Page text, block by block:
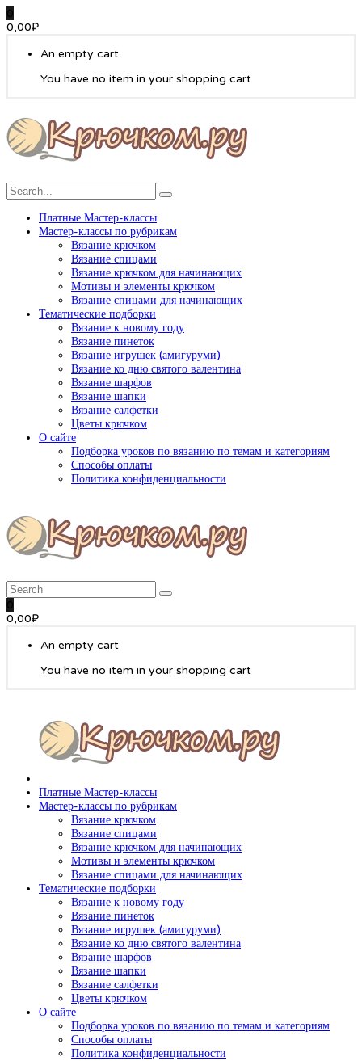
0
0,00₽
An empty cart
You have no item in your shopping cart
Платные Мастер-классы
Мастер-классы по рубрикам
Вязание крючком
Вязание спицами
Вязание крючком для начинающих
Мотивы и элементы крючком
Вязание спицами для начинающих
Тематические подборки
Вязание к новому году
Вязание пинеток
Вязание игрушек (амигуруми)
Вязание ко дню святого валентина
Вязание шарфов
Вязание шапки
Вязание салфетки
Цветы крючком
О сайте
Подборка уроков по вязанию по темам и категориям
Способы оплаты
Политика конфиденциальности
0
0,00₽
An empty cart
You have no item in your shopping cart
Платные Мастер-классы
Мастер-классы по рубрикам
Вязание крючком
Вязание спицами
Вязание крючком для начинающих
Мотивы и элементы крючком
Вязание спицами для начинающих
Тематические подборки
Вязание к новому году
Вязание пинеток
Вязание игрушек (амигуруми)
Вязание ко дню святого валентина
Вязание шарфов
Вязание шапки
Вязание салфетки
Цветы крючком
О сайте
Подборка уроков по вязанию по темам и категориям
Способы оплаты
Политика конфиденциальности